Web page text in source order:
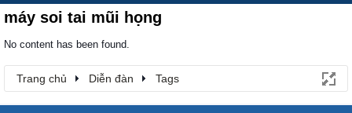
máy soi tai mũi họng
No content has been found.
Trang chủ Diễn đàn Tags